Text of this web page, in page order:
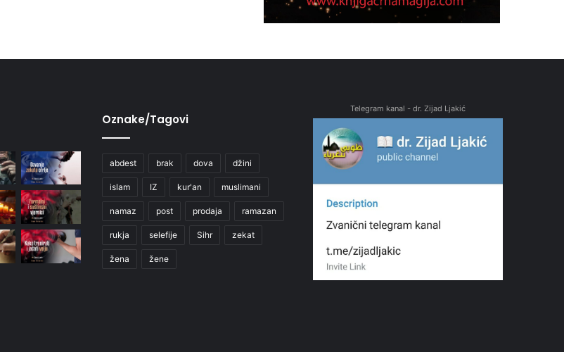
Oznake/Tagovi
abdest brak dova džini
islam IZ kur'an muslimani
namaz post prodaja ramazan
rukja selefije Sihr zekat
žena žene
Telegram kanal - dr. Zijad Ljakić